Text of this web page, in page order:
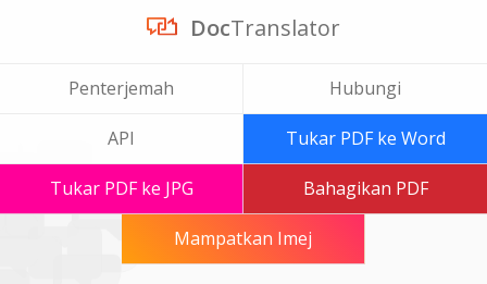
DocTranslator
Penterjemah Hubungi
API Tukar PDF ke Word
Tukar PDF ke JPG Bahagikan PDF
Mampatkan Imej